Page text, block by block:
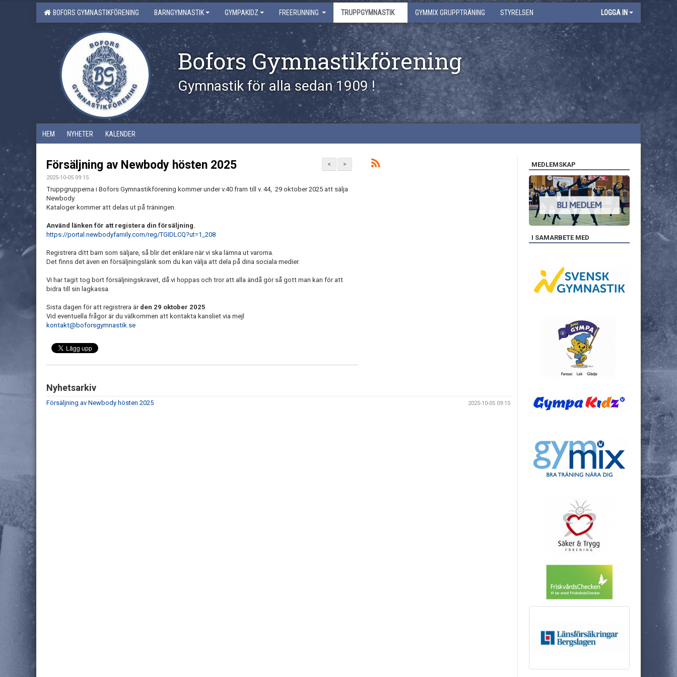
BOFORS GYMNASTIKFÖRENING BARNGYMNASTIK GYMPAKIDZ FREERUNNING TRUPPGYMNASTIK GYMMIX GRUPPTRÄNING STYRELSEN LOGGA IN
Bofors Gymnastikförening
Gymnastik för alla sedan 1909 !
HEM NYHETER KALENDER
>
<
Försäljning av Newbody hösten 2025
2025-10-05 09:15
Truppgrupperna i Bofors Gymnastikförening kommer under v.40 fram till v. 44, 29 oktober 2025 att sälja
Newbody.
Kataloger kommer att delas ut på träningen.
Använd länken för att registera din försäljning.
https://portal.newbodyfamily.com/reg/TGIDLCQ?ut=1_208
Registrera ditt barn som säljare, så blir det enklare när vi ska lämna ut varorna.
Det finns det även en försäljningslänk som du kan välja att dela på dina sociala medier.
Vi har tagit tog bort försäljningskravet, då vi hoppas och tror att alla ändå gör så gott man kan för att
bidra till sin lagkassa.
Sista dagen för att registrera är den 29 oktober 2025
Vid eventuella frågor är du välkommen att kontakta kansliet via mejl
kontakt@boforsgymnastik.se
Nyhetsarkiv
Försäljning av Newbody hösten 2025 2025-10-05 09:15
MEDLEMSKAP
I SAMARBETE MED